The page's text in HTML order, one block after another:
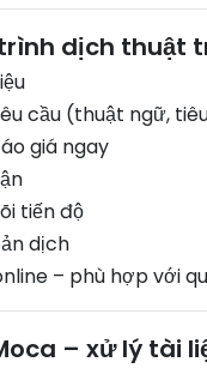
dịch thuật
cầu (thuật ngữ,
giá ngay
tiến độ
dịch
– phù hợp với
– xử lý tài